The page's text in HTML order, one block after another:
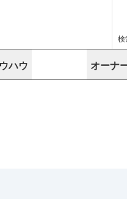
検
ハウ オーナ
回復